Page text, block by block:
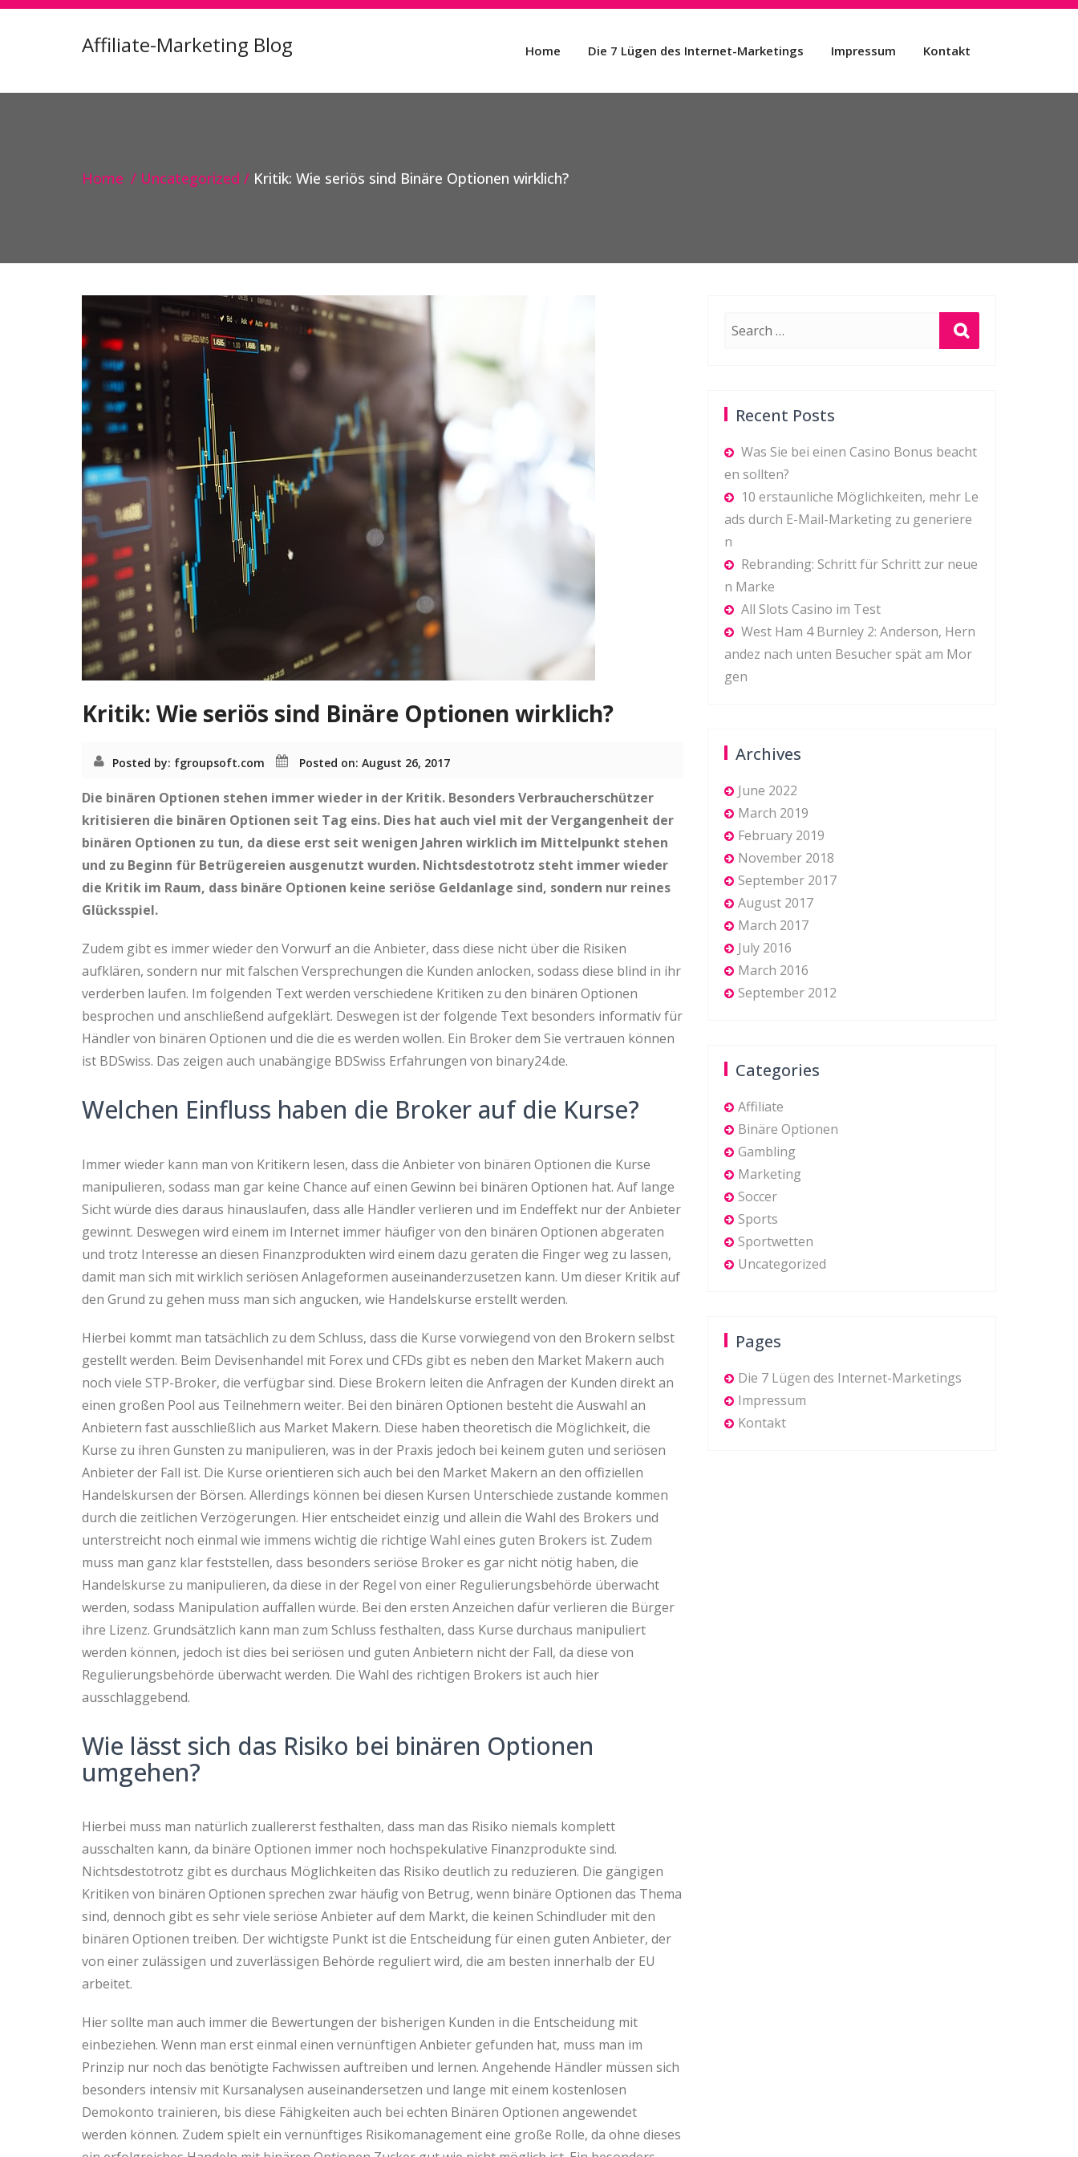
Affiliate-Marketing Blog Home Die 7 Lügen des Internet-Marketings Impressum Kontakt
Home Uncategorized Kritik: Wie seriös sind Binäre Optionen wirklich?
Kritik: Wie seriös sind Binäre Optionen wirklich?
Posted by: fgroupsoft.com Posted on: August 26, 2017
Die binären Optionen stehen immer wieder in der Kritik. Besonders Verbraucherschützer
kritisieren die binären Optionen seit Tag eins. Dies hat auch viel mit der Vergangenheit der
binären Optionen zu tun, da diese erst seit wenigen Jahren wirklich im Mittelpunkt stehen
und zu Beginn für Betrügereien ausgenutzt wurden. Nichtsdestotrotz steht immer wieder
die Kritik im Raum, dass binäre Optionen keine seriöse Geldanlage sind, sondern nur reines
Glücksspiel.
Zudem gibt es immer wieder den Vorwurf an die Anbieter, dass diese nicht über die Risiken
aufklären, sondern nur mit falschen Versprechungen die Kunden anlocken, sodass diese blind in ihr
verderben laufen. Im folgenden Text werden verschiedene Kritiken zu den binären Optionen
besprochen und anschließend aufgeklärt. Deswegen ist der folgende Text besonders informativ für
Händler von binären Optionen und die die es werden wollen. Ein Broker dem Sie vertrauen können
ist BDSwiss. Das zeigen auch unabängige BDSwiss Erfahrungen von binary24.de.
Welchen Einfluss haben die Broker auf die Kurse?
Immer wieder kann man von Kritikern lesen, dass die Anbieter von binären Optionen die Kurse
manipulieren, sodass man gar keine Chance auf einen Gewinn bei binären Optionen hat. Auf lange
Sicht würde dies daraus hinauslaufen, dass alle Händler verlieren und im Endeffekt nur der Anbieter
gewinnt. Deswegen wird einem im Internet immer häufiger von den binären Optionen abgeraten
und trotz Interesse an diesen Finanzprodukten wird einem dazu geraten die Finger weg zu lassen,
damit man sich mit wirklich seriösen Anlageformen auseinanderzusetzen kann. Um dieser Kritik auf
den Grund zu gehen muss man sich angucken, wie Handelskurse erstellt werden.
Hierbei kommt man tatsächlich zu dem Schluss, dass die Kurse vorwiegend von den Brokern selbst
gestellt werden. Beim Devisenhandel mit Forex und CFDs gibt es neben den Market Makern auch
noch viele STP-Broker, die verfügbar sind. Diese Brokern leiten die Anfragen der Kunden direkt an
einen großen Pool aus Teilnehmern weiter. Bei den binären Optionen besteht die Auswahl an
Anbietern fast ausschließlich aus Market Makern. Diese haben theoretisch die Möglichkeit, die
Kurse zu ihren Gunsten zu manipulieren, was in der Praxis jedoch bei keinem guten und seriösen
Anbieter der Fall ist. Die Kurse orientieren sich auch bei den Market Makern an den offiziellen
Handelskursen der Börsen. Allerdings können bei diesen Kursen Unterschiede zustande kommen
durch die zeitlichen Verzögerungen. Hier entscheidet einzig und allein die Wahl des Brokers und
unterstreicht noch einmal wie immens wichtig die richtige Wahl eines guten Brokers ist. Zudem
muss man ganz klar feststellen, dass besonders seriöse Broker es gar nicht nötig haben, die
Handelskurse zu manipulieren, da diese in der Regel von einer Regulierungsbehörde überwacht
werden, sodass Manipulation auffallen würde. Bei den ersten Anzeichen dafür verlieren die Bürger
ihre Lizenz. Grundsätzlich kann man zum Schluss festhalten, dass Kurse durchaus manipuliert
werden können, jedoch ist dies bei seriösen und guten Anbietern nicht der Fall, da diese von
Regulierungsbehörde überwacht werden. Die Wahl des richtigen Brokers ist auch hier
ausschlaggebend.
Wie lässt sich das Risiko bei binären Optionen
umgehen?
Hierbei muss man natürlich zuallererst festhalten, dass man das Risiko niemals komplett
ausschalten kann, da binäre Optionen immer noch hochspekulative Finanzprodukte sind.
Nichtsdestotrotz gibt es durchaus Möglichkeiten das Risiko deutlich zu reduzieren. Die gängigen
Kritiken von binären Optionen sprechen zwar häufig von Betrug, wenn binäre Optionen das Thema
sind, dennoch gibt es sehr viele seriöse Anbieter auf dem Markt, die keinen Schindluder mit den
binären Optionen treiben. Der wichtigste Punkt ist die Entscheidung für einen guten Anbieter, der
von einer zulässigen und zuverlässigen Behörde reguliert wird, die am besten innerhalb der EU
arbeitet.
Hier sollte man auch immer die Bewertungen der bisherigen Kunden in die Entscheidung mit
einbeziehen. Wenn man erst einmal einen vernünftigen Anbieter gefunden hat, muss man im
Prinzip nur noch das benötigte Fachwissen auftreiben und lernen. Angehende Händler müssen sich
besonders intensiv mit Kursanalysen auseinandersetzen und lange mit einem kostenlosen
Demokonto trainieren, bis diese Fähigkeiten auch bei echten Binären Optionen angewendet
werden können. Zudem spielt ein vernünftiges Risikomanagement eine große Rolle, da ohne dieses
Recent Posts
Was Sie bei einen Casino Bonus beacht
en sollten?
10 erstaunliche Möglichkeiten, mehr Le
ads durch E-Mail-Marketing zu generiere
n
Rebranding: Schritt für Schritt zur neue
n Marke
All Slots Casino im Test
West Ham 4 Burnley 2: Anderson, Hern
andez nach unten Besucher spät am Mor
gen
Archives
June 2022
March 2019
February 2019
November 2018
September 2017
August 2017
March 2017
July 2016
March 2016
September 2012
Categories
Affiliate
Binäre Optionen
Gambling
Marketing
Soccer
Sports
Sportwetten
Uncategorized
Pages
Die 7 Lügen des Internet-Marketings
Impressum
Kontakt